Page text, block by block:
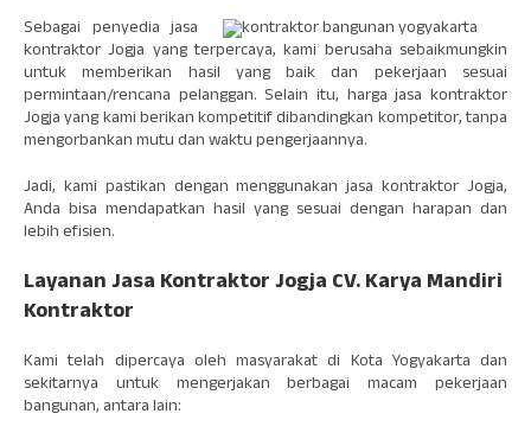
Sebagai penyedia jasa
kontraktor Jogja yang terpercaya, kami berusaha sebaikmungkin
untuk memberikan hasil yang baik dan pekerjaan sesuai
permintaan/rencana pelanggan. Selain itu, harga jasa kontraktor
Jogja yang kami berikan kompetitif dibandingkan kompetitor, tanpa
mengorbankan mutu dan waktu pengerjaannya.
Jadi, kami pastikan dengan menggunakan jasa kontraktor Jogja,
Anda bisa mendapatkan hasil yang sesuai dengan harapan dan
lebih efisien.
Layanan Jasa Kontraktor Jogja CV. Karya Mandiri
Kontraktor
Kami telah dipercaya oleh masyarakat di Kota Yogyakarta dan
sekitarnya untuk mengerjakan berbagai macam pekerjaan
bangunan, antara lain: